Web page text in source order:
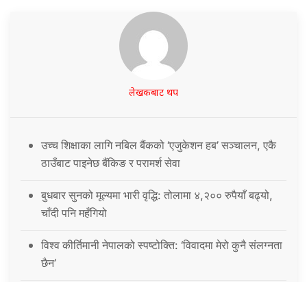
लेखकबाट थप
उच्च शिक्षाका लागि नबिल बैंकको ‘एजुकेशन हब’ सञ्चालन, एकै
ठाउँबाट पाइनेछ बैंकिङ र परामर्श सेवा
बुधबार सुनको मूल्यमा भारी वृद्धि: तोलामा ४,२०० रुपैयाँ बढ्यो,
चाँदी पनि महँगियो
विश्व कीर्तिमानी नेपालको स्पष्टोक्ति: ‘विवादमा मेरो कुनै संलग्नता
छैन’